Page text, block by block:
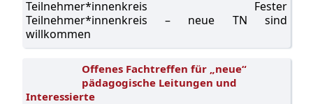
Teilnehmer*innenkreis Fester
Teilnehmer*innenkreis – neue TN sind
willkommen
Offenes Fachtreffen für „neue“
pädagogische Leitungen und
Interessierte